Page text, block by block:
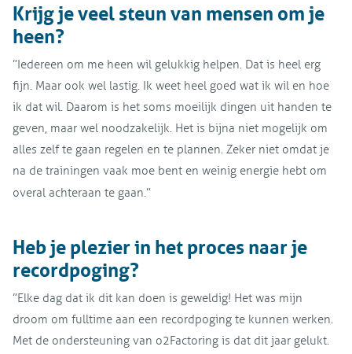
Krijg je veel steun van mensen om je
heen?
”Iedereen om me heen wil gelukkig helpen. Dat is heel erg
fijn. Maar ook wel lastig. Ik weet heel goed wat ik wil en hoe
ik dat wil. Daarom is het soms moeilijk dingen uit handen te
geven, maar wel noodzakelijk. Het is bijna niet mogelijk om
alles zelf te gaan regelen en te plannen. Zeker niet omdat je
na de trainingen vaak moe bent en weinig energie hebt om
overal achteraan te gaan.”
Heb je plezier in het proces naar je
recordpoging?
”Elke dag dat ik dit kan doen is geweldig! Het was mijn
droom om fulltime aan een recordpoging te kunnen werken.
Met de ondersteuning van o2Factoring is dat dit jaar gelukt.